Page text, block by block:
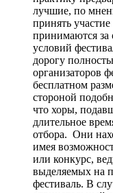
лучшие, по
принять
принимаются за
условий
дорогу
организаторов
бесплатном
стороной
что хоры,
длительное
отбора. Они
имея
или конкурс,
выделяемых на
фестиваль. В